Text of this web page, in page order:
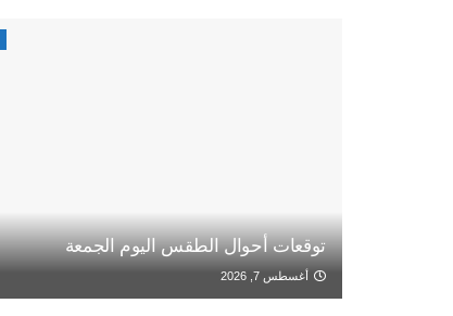
توقعات أحوال الطقس اليوم الجمعة
أغسطس 7, 2026